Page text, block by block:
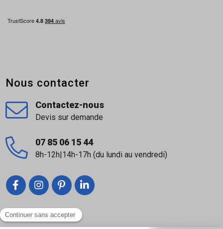
Liens utiles
Nous contacter
Contactez-nous
Devis sur demande
07 85 06 15 44
8h-12h|14h-17h (du lundi au vendredi)